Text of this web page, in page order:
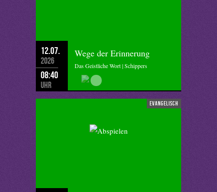
12.07.
2026
08:40
Uhr
Wege der Erinnerung
Das Geistliche Wort | Schippers
evangelisch